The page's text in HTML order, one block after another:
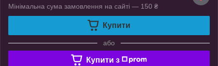
Мінімальна сума замовлення на сайті — 150 ₴
Купити
або
Купити з